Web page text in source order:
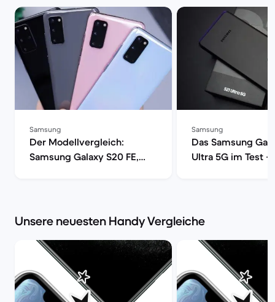
Samsung
Der Modellvergleich:
Samsung Galaxy S20 FE,
Samsung
Das Samsung
Ultra 5G im Test –
Unsere neuesten Handy Vergleiche